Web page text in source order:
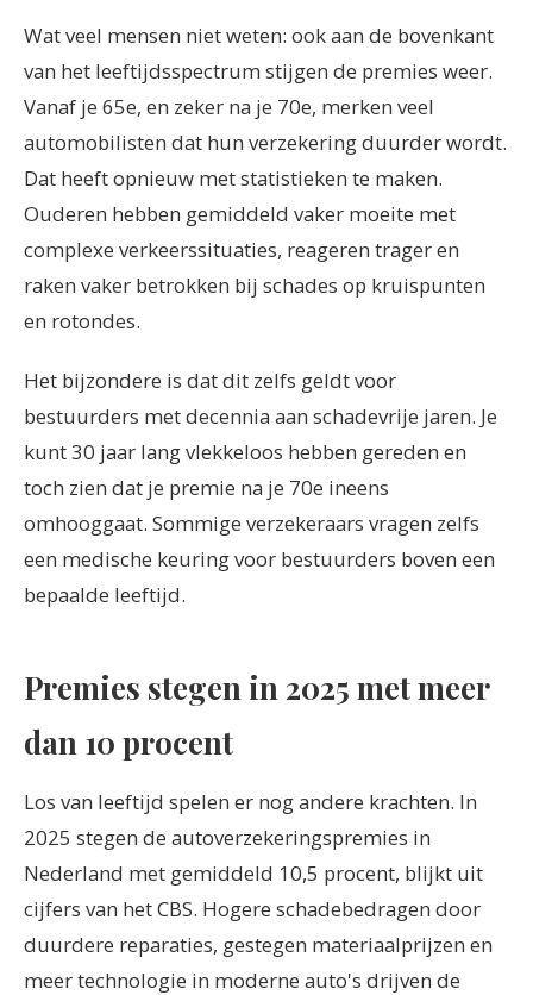
Wat veel mensen niet weten: ook aan de bovenkant
van het leeftijdsspectrum stijgen de premies weer.
Vanaf je 65e, en zeker na je 70e, merken veel
automobilisten dat hun verzekering duurder wordt.
Dat heeft opnieuw met statistieken te maken.
Ouderen hebben gemiddeld vaker moeite met
complexe verkeerssituaties, reageren trager en
raken vaker betrokken bij schades op kruispunten
en rotondes.
Het bijzondere is dat dit zelfs geldt voor
bestuurders met decennia aan schadevrije jaren. Je
kunt 30 jaar lang vlekkeloos hebben gereden en
toch zien dat je premie na je 70e ineens
omhooggaat. Sommige verzekeraars vragen zelfs
een medische keuring voor bestuurders boven een
bepaalde leeftijd.
Premies stegen in 2025 met meer
dan 10 procent
Los van leeftijd spelen er nog andere krachten. In
2025 stegen de autoverzekeringspremies in
Nederland met gemiddeld 10,5 procent, blijkt uit
cijfers van het CBS. Hogere schadebedragen door
duurdere reparaties, gestegen materiaalprijzen en
meer technologie in moderne auto's drijven de